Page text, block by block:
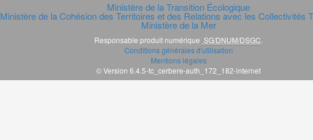
Ministère de la Transition Écologique
Ministère de la Cohésion des Territoires et des Relations avec les Collectivités
Ministère de la Mer
Responsable produit numérique SG/DNUM/DSGC
Conditions générales d'utilisation
Mentions légales
© Version 6.4.5-tc_cerbere-auth_172_182-internet